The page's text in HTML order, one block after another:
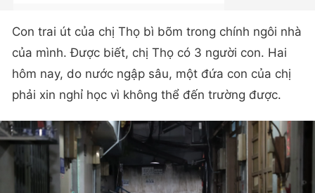
Con trai út của chị Thọ bì bõm trong chính ngôi nhà
của mình. Được biết, chị Thọ có 3 người con. Hai
hôm nay, do nước ngập sâu, một đứa con của chị
phải xin nghỉ học vì không thể đến trường được.